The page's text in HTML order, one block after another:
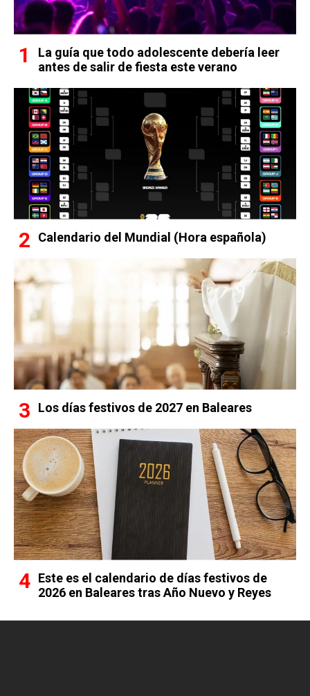
La guía que todo adolescente debería leer
antes de salir de fiesta este verano
Calendario del Mundial (Hora española)
Los días festivos de 2027 en Baleares
Este es el calendario de días festivos de
2026 en Baleares tras Año Nuevo y Reyes